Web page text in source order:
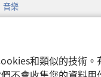
和類似的技術
音樂